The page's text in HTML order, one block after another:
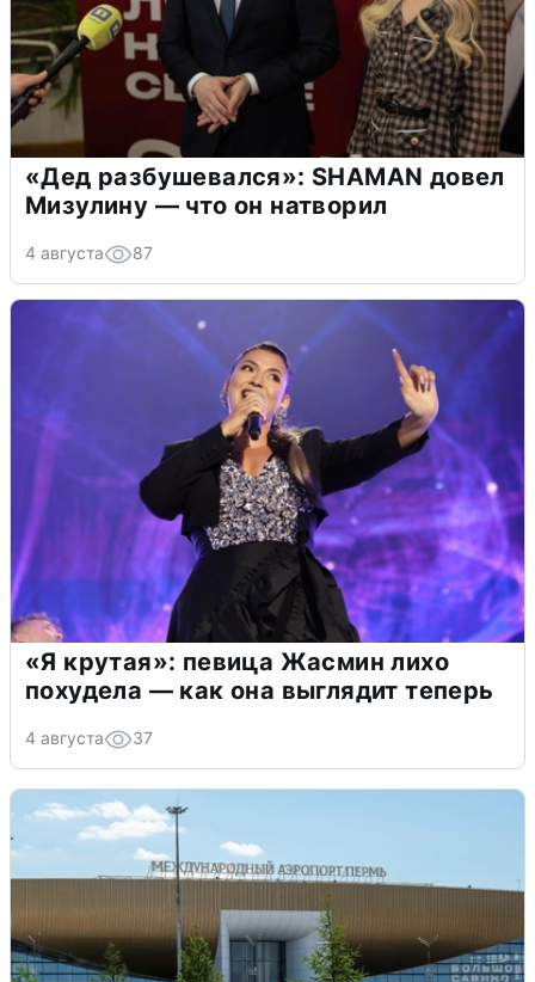
«Дед разбушевался»: SHAMAN довел
Мизулину — что он натворил
4 августа 87
«Я крутая»: певица Жасмин лихо
похудела — как она выглядит теперь
4 августа 37